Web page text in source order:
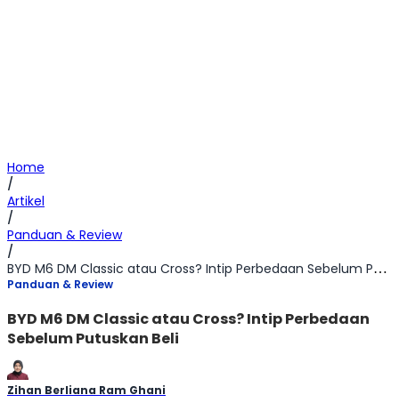
Home
/
Artikel
/
Panduan & Review
/
BYD M6 DM Classic atau Cross? Intip Perbedaan Sebelum Putuskan Beli
Panduan & Review
BYD M6 DM Classic atau Cross? Intip Perbedaan
Sebelum Putuskan Beli
Zihan Berliana Ram Ghani